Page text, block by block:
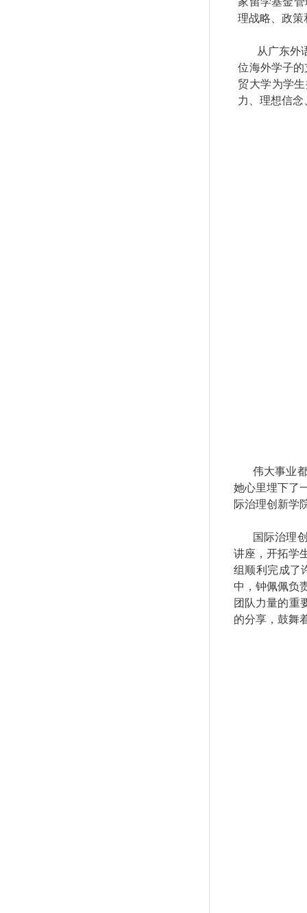
理战略、政策
从广东外
位海外学子
贸大学为学
力、理想信
伟大事业
她心里埋下了
际治理创新学
国际治理
讲座，开拓学
组顺利完成了
中，钟佩佩负
团队力量的重
的分享，鼓舞